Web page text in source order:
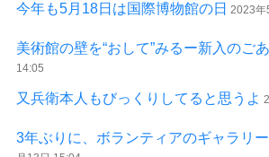
今年も5月18日は国際博物館の日 2023年
美術館の壁を“おして”みるー新入のご
14:05
又兵衛本人もびっくりしてると思うよ
3年ぶりに、ボランティアのギャラリ